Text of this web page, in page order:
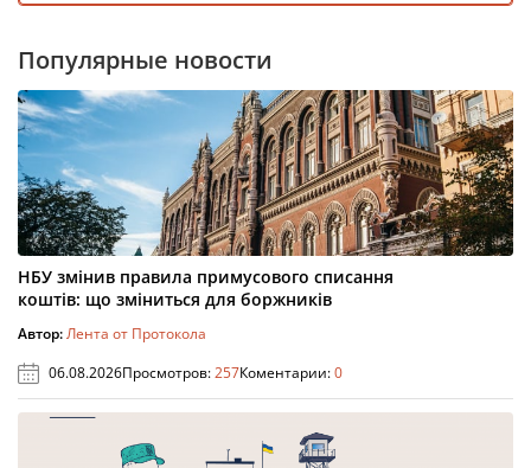
Популярные новости
НБУ змінив правила примусового списання
коштів: що зміниться для боржників
Автор:Лента от Протокола
06.08.2026Просмотров:257Коментарии:0